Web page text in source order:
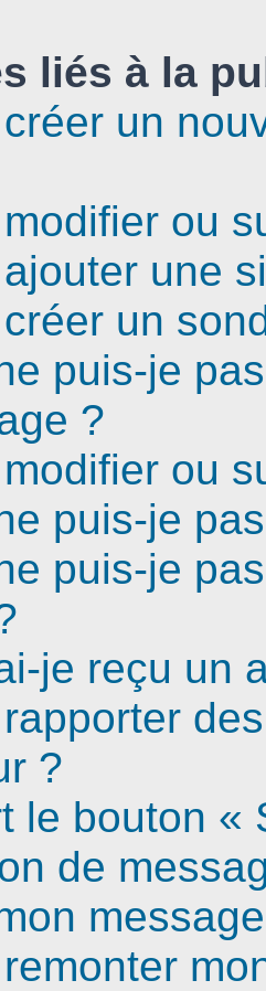
liés à la
un
ou
une
un
puis-je
?
ou
puis-je
puis-je
je reçu un
?
le bouton «
de